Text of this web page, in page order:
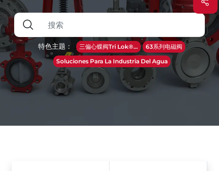
特色主题： 三偏心蝶阀Tri Lok®...
63系列电磁阀
Soluciones Para La Industria Del Agua